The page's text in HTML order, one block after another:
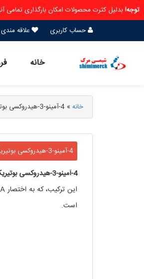
توجه!بدلیل کثرت محصولات امکان بارگذاری تمامی
حساب کاربری
علاقه مندی
خانه
خانه» 4-آمینو-3-هیدروکسی بوتیریک اسید
4-آمینو-3-هیدروکسی بوتیریک اسید
4-آمینو-3-هیدروکسی بوتیریک اسید
است.